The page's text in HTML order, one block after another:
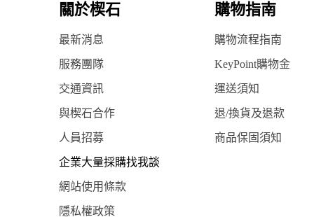
關於楔石 購物指南
最新消息 購物流程指南
服務團隊 KeyPoint購物金
交通資訊 運送須知
與楔石合作 退/換貨及退款
人員招募 商品保固須知
企業大量採購找我談
網站使用條款
隱私權政策